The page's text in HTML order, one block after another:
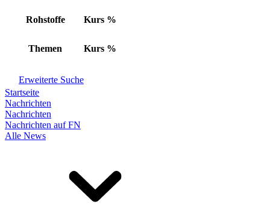
Rohstoffe Kurs %
Themen Kurs %
Erweiterte Suche
Startseite
Nachrichten
Nachrichten
Nachrichten auf FN
Alle News